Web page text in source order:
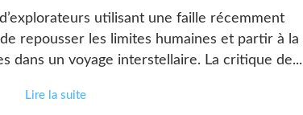
utilisant une faille récemment
repousser les limites humaines et partir à la
dans un voyage interstellaire. La critique de...
Lire la suite